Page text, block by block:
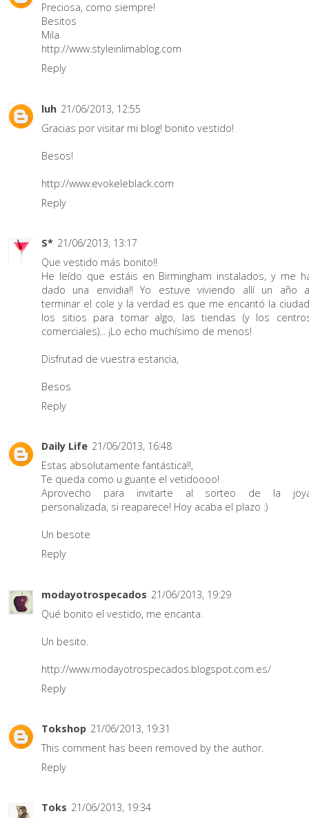
Preciosa, como siempre!
Besitos
Mila
http://www.styleinlimablog.com
Reply
luh 21/06/2013, 12:55
Gracias por visitar mi blog! bonito vestido!
Besos!
http://www.evokeleblack.com
Reply
S* 21/06/2013, 13:17
Que vestido más bonito!!
He leído que estáis en Birmingham instalados, y me
dado una envidia!! Yo estuve viviendo allí un año
terminar el cole y la verdad es que me encantó la
los sitios para tomar algo, las tiendas (y los
comerciales)... ¡Lo echo muchísimo de menos!
Disfrutad de vuestra estancia,
Besos
Reply
Daily Life 21/06/2013, 16:48
Estas absolutamente fantástica!!,
Te queda como u guante el vetidoooo!
Aprovecho para invitarte al sorteo de la
personalizada, si reaparece! Hoy acaba el plazo :)
Un besote
Reply
modayotrospecados 21/06/2013, 19:29
Qué bonito el vestido, me encanta.
Un besito.
http://www.modayotrospecados.blogspot.com.es/
Reply
Tokshop 21/06/2013, 19:31
This comment has been removed by the author.
Reply
Toks 21/06/2013, 19:34